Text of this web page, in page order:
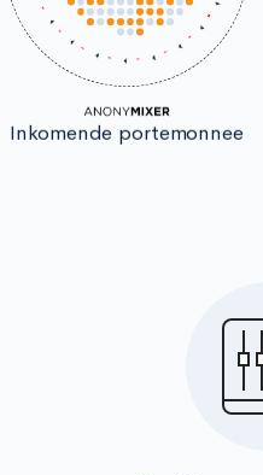
Inkomende portemonnee